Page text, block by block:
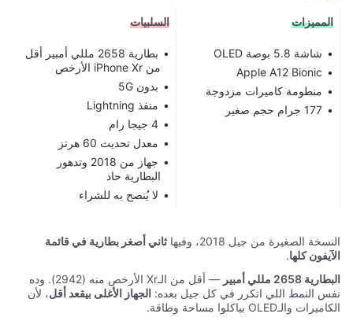
المميزات السلبيات
شاشة 5.8 بوصة OLED
Apple A12 Bionic
منطومة كاميرات مزدوجة
177 جرام حجم صغير
بطارية 2658 مللي أمبير أقل
من iPhone Xr الأرخص
بدون 5G
منفذ Lightning
4 جيجا رام
معدل تحديث 60 هرتز
جهاز من 2018 وتدهور
البطارية حاد
لا يُنصح به للشراء
النسخة الصغيرة من جيل 2018، وفيها
ثاني أصغر بطارية في قائمة
الآيفون كلها.
البطارية 2658 مللي أمبير
— أقل من الـXr الأرخص منه (2942). وده
نفس النمط اللي اتكرر في كل جيل بعده: الجهاز الأغلى بيقعد أقل، لأن
الكاميرات والـOLED بياكلوا مساحة وطاقة.